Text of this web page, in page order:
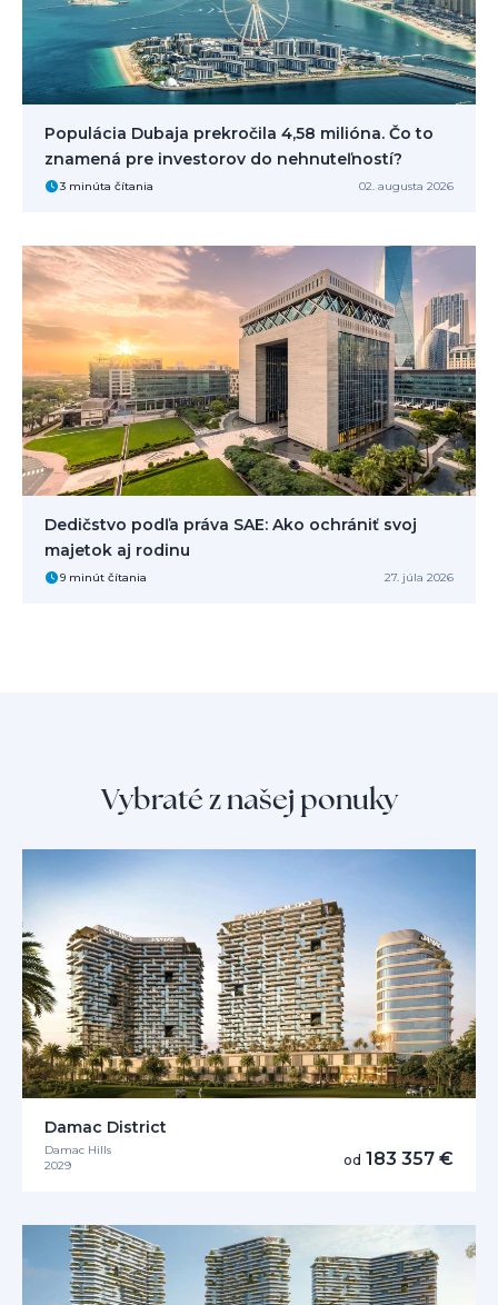
Populácia Dubaja prekročila 4,58 milióna. Čo to
znamená pre investorov do nehnuteľností?
3 minúta čítania 02. augusta 2026
Dedičstvo podľa práva SAE: Ako ochrániť svoj
majetok aj rodinu
9 minút čítania 27. júla 2026
Vybraté z našej ponuky
Damac District
Damac Hills
2029
od 183 357 €